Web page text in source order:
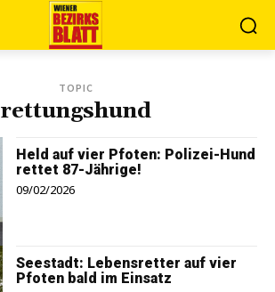
TOPIC
rettungshund
Held auf vier Pfoten: Polizei-Hund
rettet 87-Jährige!
09/02/2026
Seestadt: Lebensretter auf vier
Pfoten bald im Einsatz